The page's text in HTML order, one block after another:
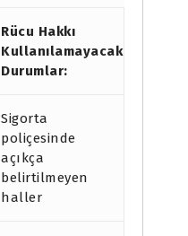
Rücu Hakkı
Kullanılamayacak
Durumlar:
Sigorta
poliçesinde
açıkça
belirtilmeyen
haller